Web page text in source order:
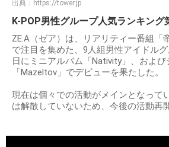
出典： https://tower.jp
K-POP男性グループ人気ランキング
ZE:A（ゼア）は、リアリティー番組「
で注目を集めた、9人組男性アイドル
日にミニアルバム「Nativity」、および
「Mazeltov」でデビューを果たした。
現在は個々での活動がメインとなって
は解散していないため、今後の活動再